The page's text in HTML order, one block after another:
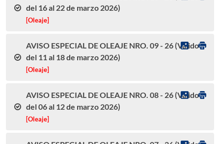
del 16 al 22 de marzo 2026)
[Oleaje]
AVISO ESPECIAL DE OLEAJE NRO. 09 - 26 (Válido
del 11 al 18 de marzo 2026)
[Oleaje]
AVISO ESPECIAL DE OLEAJE NRO. 08 - 26 (Válido
del 06 al 12 de marzo 2026)
[Oleaje]